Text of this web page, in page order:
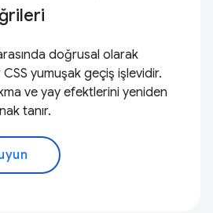
doğrusal olarak
yumuşak geçiş işlevidir.
ve yay efektlerini yeniden
tanır.